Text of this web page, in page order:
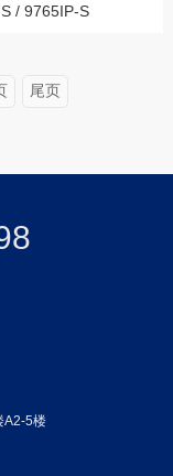
/ 9765IP-S
尾页
A2-5楼